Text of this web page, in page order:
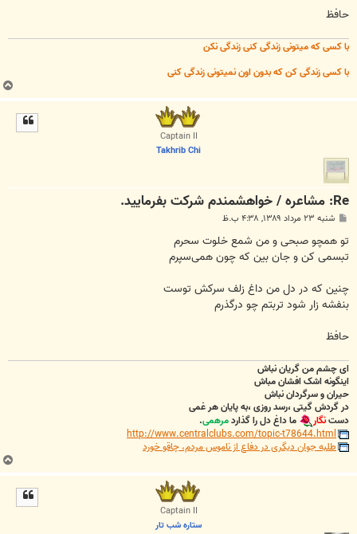
حافظ
با کسی که میتونی زندگی کنی زندگی نکن
با کسی زندگی کن که بدون اون نمیتونی زندگی کنی
ب
ا
Captain II
Takhrib Chi
Re: مشاعره / خواهشمندم شرکت بفرماييد.
پ
ت
شنبه ۲۳ مرداد ۱۳۸۹, ۴:۳۸ ب.ظ
تو همچو صبحی و من شمع خلوت سحرم
تبسمی کن و جان بین که چون همی‌سپرم
چنین که در دل من داغ زلف سرکش توست
بنفشه زار شود تربتم چو درگذرم
حافظ
ای چشم من گریان نباش
اینگونه اشک افشان مباش
حیران و سرگردان نباش
در گردش گیتی ،رسد روزی ،به پایان هر غمی
دستنگار ما داغ دل را گذاردمرهمی.
http://www.centralclubs.com/topic-t78644.html
طلبه جوان دیگری در دفاع از ناموس مردم، چاقو خورد
ب
ا
Captain II
ستاره شب تار